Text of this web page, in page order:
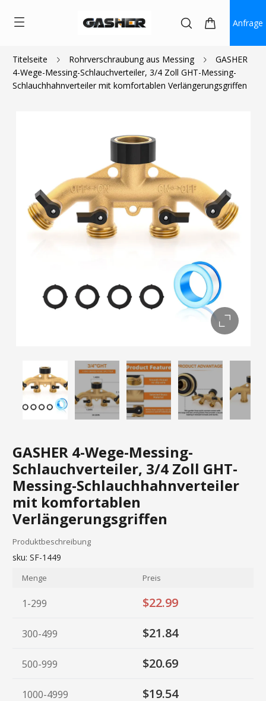
Anfrage
Titelseite Rohrverschraubung aus Messing
GASHER
4-Wege-Messing-Schlauchverteiler, 3/4 Zoll GHT-Messing-
Schlauchhahnverteiler mit komfortablen Verlängerungsgriffen
GASHER 4-Wege-Messing-
Schlauchverteiler, 3/4 Zoll GHT-
Messing-Schlauchhahnverteiler
mit komfortablen
Verlängerungsgriffen
$22.99
Produktbeschreibung
sku: SF-1449
Menge Preis
1-299 $22.99
300-499 $21.84
500-999 $20.69
1000-4999 $19.54